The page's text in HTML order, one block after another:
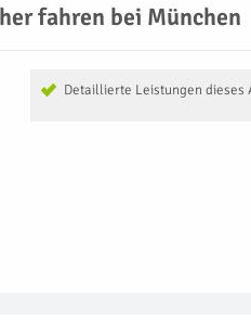
fahren bei München
Detaillierte Leistungen dieses